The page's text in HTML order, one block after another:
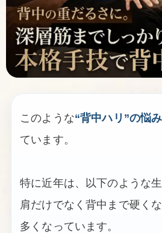
このような“背中ハリ”の悩み
ています。
特に近年は、以下のような
肩だけでなく背中まで硬く
多くなっています。